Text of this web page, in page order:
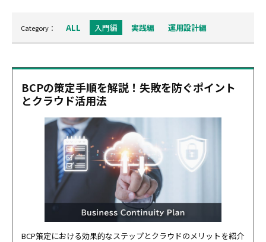
Category： ALL 入門編 実践編 運用設計編
BCPの策定手順を解説！失敗を防ぐポイント
とクラウド活用法
BCP策定における効果的なステップとクラウドのメリットを紹介